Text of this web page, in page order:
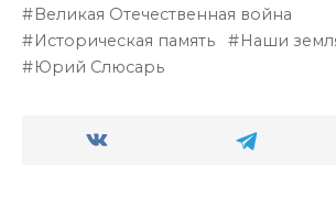
Великая Отечественная война
Историческая память
Наши
Юрий Слюсарь